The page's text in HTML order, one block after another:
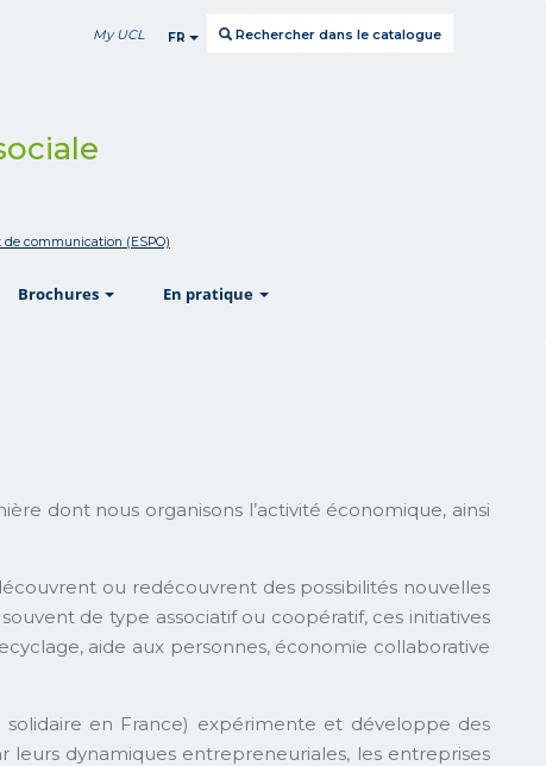
My UCL FR Rechercher dans le catalogue
de communication (ESPO)
Brochures En pratique
dont nous organisons l’activité économique, ainsi
ou redécouvrent des possibilités nouvelles
de type associatif ou coopératif, ces initiatives
aide aux personnes, économie collaborative
solidaire en France) expérimente et développe des
dynamiques entrepreneuriales, les entreprises